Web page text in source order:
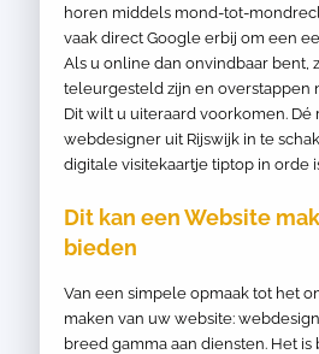
horen middels mond-tot-
vaak direct Google erbij om een
Als u online dan onvindbaar bent,
teleurgesteld zijn en overstappen
Dit wilt u uiteraard voorkomen. Dé
webdesigner uit Rijswijk in te
digitale visitekaartje tiptop in orde
Dit kan een Website
bieden
Van een simpele opmaak tot het
maken van uw website:
breed gamma aan diensten. Het